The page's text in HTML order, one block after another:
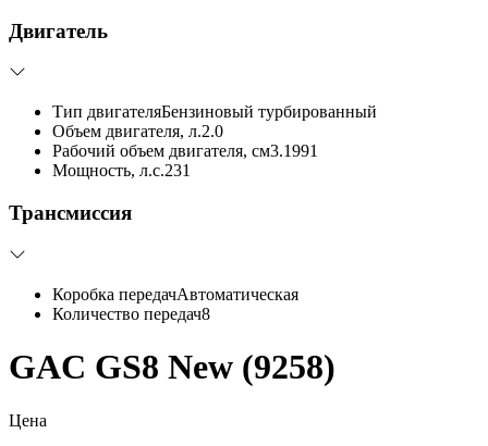
Двигатель
Тип двигателяБензиновый турбированный
Объем двигателя, л.2.0
Рабочий объем двигателя, см3.1991
Мощность, л.с.231
Трансмиссия
Коробка передачАвтоматическая
Количество передач8
GAC GS8 New (9258)
Цена